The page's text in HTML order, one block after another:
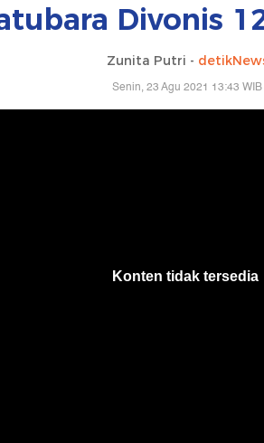
Divonis
Zunita Putri -
Senin, 23 Agu 2021 13:43 WIB